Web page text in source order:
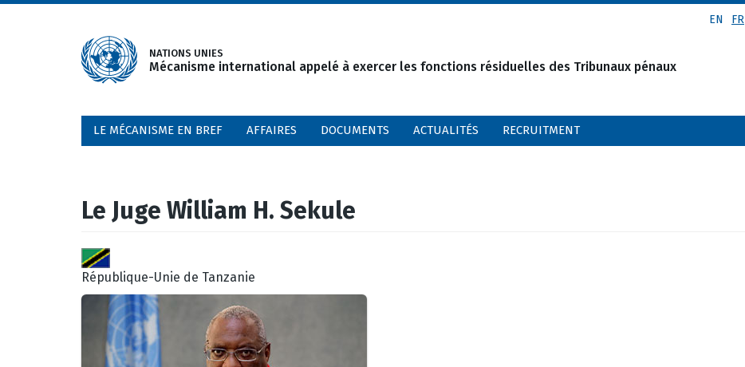
EN FR
NATIONS UNIES
Mécanisme international appelé à exercer les fonctions résiduelles des Tribunaux pénaux
LE MÉCANISME EN BREF AFFAIRES DOCUMENTS ACTUALITÉS RECRUITMENT
Le Juge William H. Sekule
République-Unie de Tanzanie